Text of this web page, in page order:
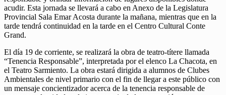
acudir. Esta jornada se llevará a cabo en Anexo de la Legislatura
Provincial Sala Emar Acosta durante la mañana, mientras que en la
tarde tendrá continuidad en la tarde en el Centro Cultural Conte
Grand.
El día 19 de corriente, se realizará la obra de teatro-títere llamada
“Tenencia Responsable”, interpretada por el elenco La Chacota, en
el Teatro Sarmiento. La obra estará dirigida a alumnos de Clubes
Ambientales de nivel primario con el fin de llegar a este público con
un mensaje concientizador acerca de la tenencia responsable de